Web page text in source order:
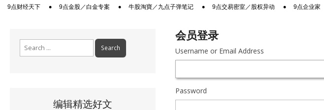
content
Sub9点财经天下 9点金股／白金专案 牛股淘寶／九点子弹笔记 9点交易密室／股权异动 9点企业家
会员登录
Username or Email Address
Password
编辑精选好文